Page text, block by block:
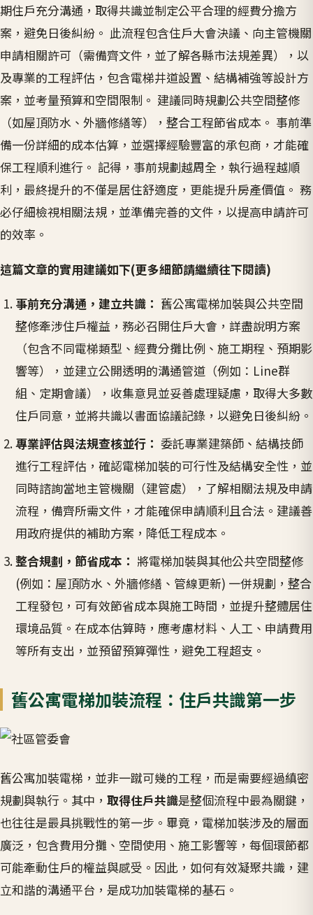
期住戶充分溝通，取得共識並制定公平合理的經費分擔方
案，避免日後糾紛。 此流程包含住戶大會決議、向主管機關
申請相關許可（需備齊文件，並了解各縣市法規差異），以
及專業的工程評估，包含電梯井道設置、結構補強等設計方
案，並考量預算和空間限制。 建議同時規劃公共空間整修
（如屋頂防水、外牆修繕等），整合工程節省成本。 事前準
備一份詳細的成本估算，並選擇經驗豐富的承包商，才能確
保工程順利進行。 記得，事前規劃越周全，執行過程越順
利，最終提升的不僅是居住舒適度，更能提升房產價值。 務
必仔細檢視相關法規，並準備完善的文件，以提高申請許可
的效率。
這篇文章的實用建議如下(更多細節請繼續往下閱讀)
事前充分溝通，建立共識： 舊公寓電梯加裝與公共空間
整修牽涉住戶權益，務必召開住戶大會，詳盡說明方案
（包含不同電梯類型、經費分攤比例、施工期程、預期影
響等），並建立公開透明的溝通管道（例如：Line群
組、定期會議），收集意見並妥善處理疑慮，取得大多數
住戶同意，並將共識以書面協議記錄，以避免日後糾紛。
專業評估與法規查核並行： 委託專業建築師、結構技師
進行工程評估，確認電梯加裝的可行性及結構安全性，並
同時諮詢當地主管機關（建管處），了解相關法規及申請
流程，備齊所需文件，才能確保申請順利且合法。建議善
用政府提供的補助方案，降低工程成本。
整合規劃，節省成本： 將電梯加裝與其他公共空間整修
(例如：屋頂防水、外牆修繕、管線更新) 一併規劃，整合
工程發包，可有效節省成本與施工時間，並提升整體居住
環境品質。在成本估算時，應考慮材料、人工、申請費用
等所有支出，並預留預算彈性，避免工程超支。
舊公寓電梯加裝流程：住戶共識第一步
舊公寓加裝電梯，並非一蹴可幾的工程，而是需要經過縝密
規劃與執行。其中， 取得住戶共識是整個流程中最為關鍵，
也往往是最具挑戰性的第一步。畢竟，電梯加裝涉及的層面
廣泛，包含費用分攤、空間使用、施工影響等，每個環節都
可能牽動住戶的權益與感受。因此，如何有效凝聚共識，建
立和諧的溝通平台，是成功加裝電梯的基石。